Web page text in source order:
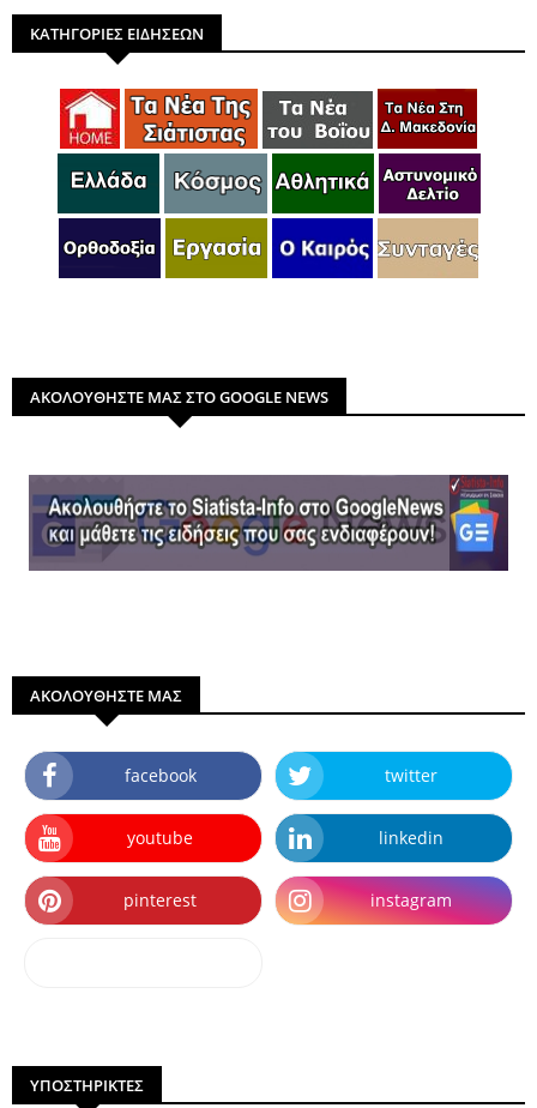
ΚΑΤΗΓΟΡΙΕΣ ΕΙΔΗΣΕΩΝ
ΑΚΟΛΟΥΘΗΣΤΕ ΜΑΣ ΣΤΟ GOOGLE NEWS
ΑΚΟΛΟΥΘΗΣΤΕ ΜΑΣ
facebook twitter
youtube linkedin
pinterest instagram
ΥΠΟΣΤΗΡΙΚΤΕΣ